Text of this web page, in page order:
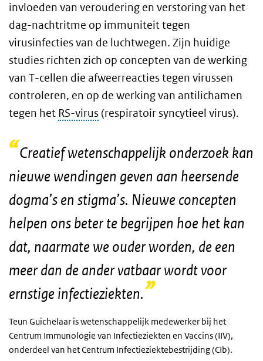
invloeden van veroudering en verstoring van het
dag-nachtritme op immuniteit tegen
virusinfecties van de luchtwegen. Zijn huidige
studies richten zich op concepten van de werking
van T-cellen die afweerreacties tegen virussen
controleren, en op de werking van antilichamen
tegen het RS-virus (respiratoir syncytieel virus).
Creatief wetenschappelijk onderzoek kan
nieuwe wendingen geven aan heersende
dogma’s en stigma’s. Nieuwe concepten
helpen ons beter te begrijpen hoe het kan
dat, naarmate we ouder worden, de een
meer dan de ander vatbaar wordt voor
ernstige infectieziekten.
Teun Guichelaar is wetenschappelijk medewerker bij het
Centrum Immunologie van Infectieziekten en Vaccins (IIV),
onderdeel van het Centrum Infectieziektebestrijding (CIb).